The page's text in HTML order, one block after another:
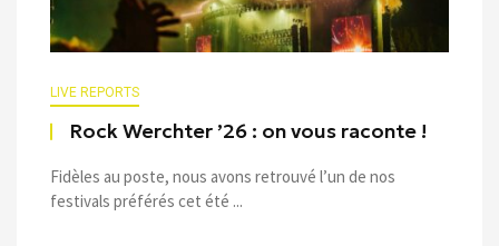
LIVE REPORTS
Rock Werchter ’26 : on vous raconte !
Fidèles au poste, nous avons retrouvé l’un de nos
festivals préférés cet été ...